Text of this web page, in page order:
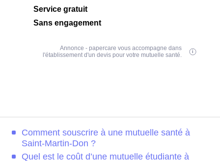
Service gratuit
Sans engagement
Annonce - papercare vous accompagne dans
l'établissement d'un devis pour votre mutuelle santé.
Comment souscrire à une mutuelle santé à
Saint-Martin-Don ?
Quel est le coût d’une mutuelle étudiante à